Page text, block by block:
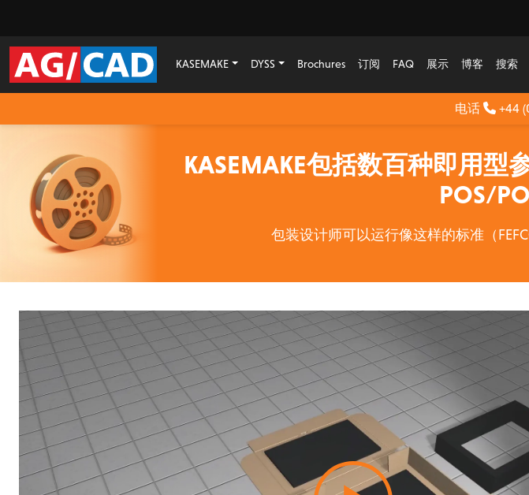
KASEMAKE DYSS Brochures 订阅 FAQ 展示 博客 搜索
电话 +44
KASEMAKE包括数百种即用型
POS/
包装设计师可以运行像这样的标准（